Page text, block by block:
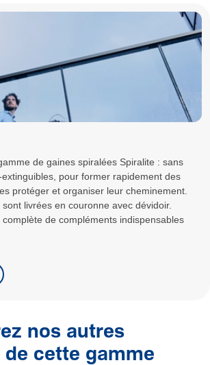
de gaines spiralées Spiralite : sans
pour former rapidement des
protéger et organiser leur cheminement.
livrées en couronne avec dévidoir.
de compléments indispensables
nos autres
cette gamme